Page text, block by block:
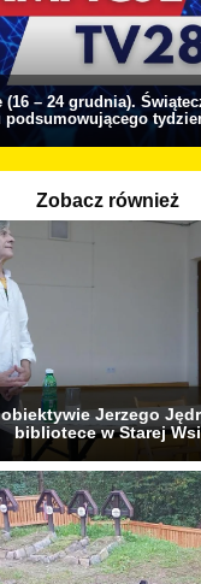
(16 – 24 grudnia).
podsumowującego
Zobacz również
obiektywie Jerzego
bibliotece w Starej Wsi